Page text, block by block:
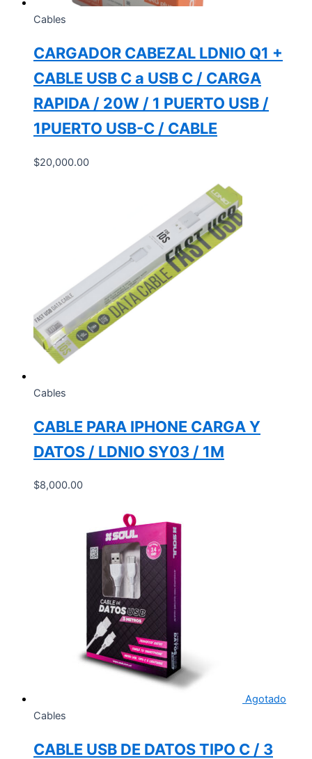
Cables
CARGADOR CABEZAL LDNIO Q1 +
CABLE USB C a USB C / CARGA
RAPIDA / 20W / 1 PUERTO USB /
1PUERTO USB-C / CABLE
$20,000.00
Cables
CABLE PARA IPHONE CARGA Y
DATOS / LDNIO SY03 / 1M
$8,000.00
Agotado
Cables
CABLE USB DE DATOS TIPO C / 3